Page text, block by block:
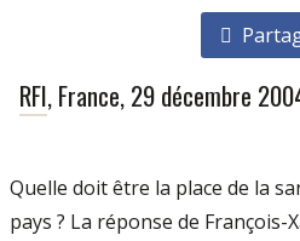
RFI, France, 29 décembre
Quelle doit être la place de la
pays ? La réponse de François-